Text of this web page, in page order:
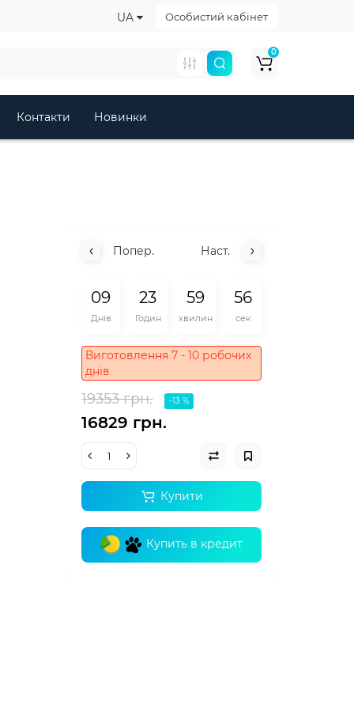
Особистий кабінет
UA
0
Контакти Новинки
Попер. Наст.
09
Днів
23
Годин
59
хвилин
55
сек
Виготовлення 7 - 10 робочих
днів
19353 грн. -13 %
16829 грн.
Купити
Купить в кредит